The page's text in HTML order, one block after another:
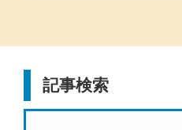
記事検索